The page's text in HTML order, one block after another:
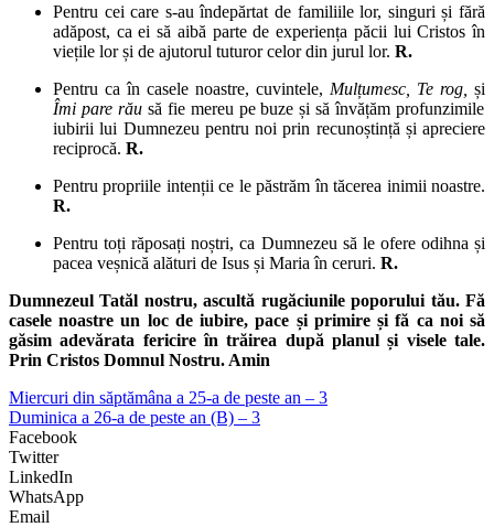
Pentru cei care s-au îndepărtat de familiile lor, singuri și fără
adăpost, ca ei să aibă parte de experiența păcii lui Cristos în
viețile lor și de ajutorul tuturor celor din jurul lor. R.
Pentru ca în casele noastre, cuvintele, Mulțumesc, Te rog, și
Îmi pare răusă fie mereu pe buze și să învățăm profunzimile
iubirii lui Dumnezeu pentru noi prin recunoștință și apreciere
reciprocă. R.
Pentru propriile intenții ce le păstrăm în tăcerea inimii noastre.
R.
Pentru toți răposați noștri, ca Dumnezeu să le ofere odihna și
pacea veșnică alături de Isus și Maria în ceruri. R.
Dumnezeul Tatăl nostru, ascultă rugăciunile poporului tău. Fă
casele noastre un loc de iubire, pace și primire și fă ca noi să
găsim adevărata fericire în trăirea după planul și visele tale.
Prin Cristos Domnul Nostru. Amin
Miercuri din săptămâna a 25-a de peste an – 3
Duminica a 26-a de peste an (B) – 3
Facebook
Twitter
LinkedIn
WhatsApp
Email